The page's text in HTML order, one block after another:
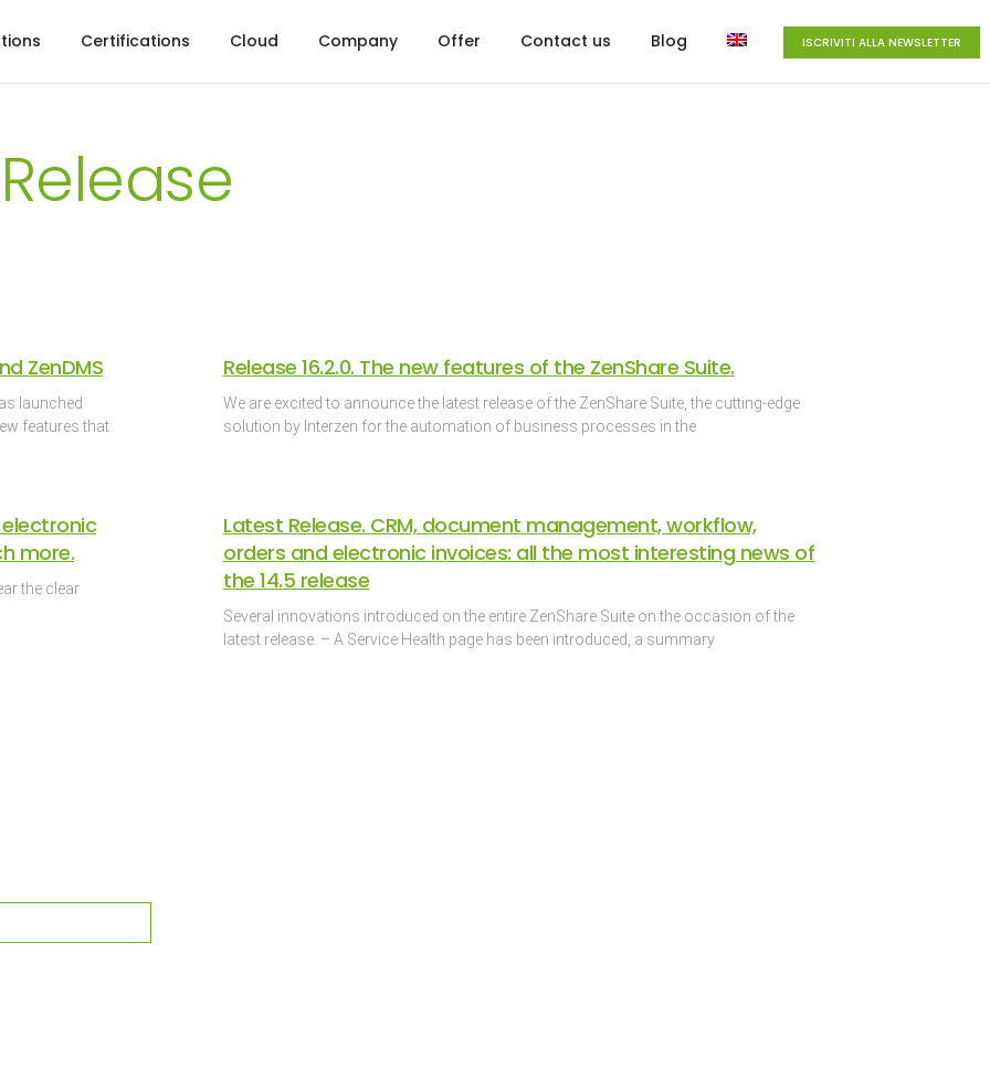
Certifications Cloud Company Offer Contact us Blog ISCRIVITI ALLA NEWSLETTER
ZenDMS
launched
features that
Release 16.2.0. The new features of the ZenShare Suite.
We are excited to announce the latest release of the ZenShare Suite, the cutting-edge
solution by Interzen for the automation of business processes in the
more.
the clear
Latest Release. CRM, document management, workflow,
orders and electronic invoices: all the most interesting news of
the 14.5 release
Several innovations introduced on the entire ZenShare Suite on the occasion of the
latest release. – A Service Health page has been introduced, a summary